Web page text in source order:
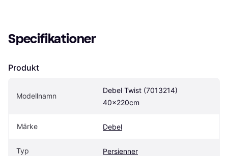
Specifikationer
Produkt
Modellnamn
Debel Twist (7013214)
40x220cm
Märke Debel
Typ Persienner